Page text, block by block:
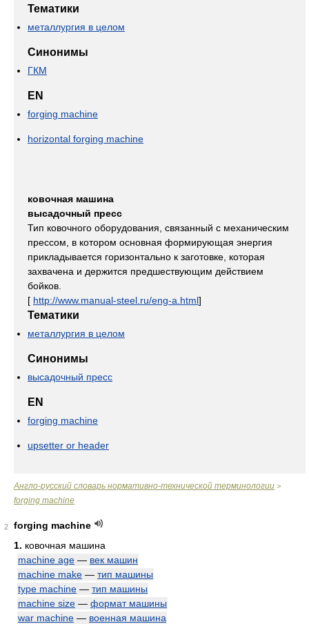
Тематики
металлургия в целом
Синонимы
ГКМ
EN
forging machine
horizontal forging machine
ковочная машина
высадочный пресс
Тип ковочного оборудования, связанный с механическим
прессом, в котором основная формирующая энергия
прикладывается горизонтально к заготовке, которая
захвачена и держится предшествующим действием
бойков.
[ http://www.manual-steel.ru/eng-a.html]
Тематики
металлургия в целом
Синонимы
высадочный пресс
EN
forging machine
upsetter or header
Англо-русский словарь нормативно-технической терминологии >
forging machine
2
forging machine
1. ковочная машина
machine age — век машин
machine make — тип машины
type machine — тип машины
machine size — формат машины
war machine — военная машина